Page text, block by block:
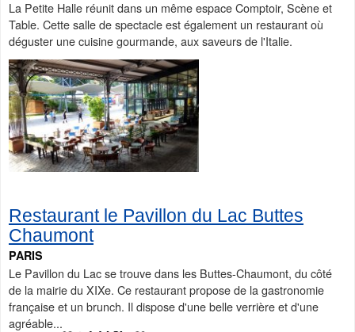
La Petite Halle réunit dans un même espace Comptoir, Scène et
Table. Cette salle de spectacle est également un restaurant où
déguster une cuisine gourmande, aux saveurs de l'Italie.
Restaurant le Pavillon du Lac Buttes
Chaumont
PARIS
Le Pavillon du Lac se trouve dans les Buttes-Chaumont, du côté
de la mairie du XIXe. Ce restaurant propose de la gastronomie
française et un brunch. Il dispose d'une belle verrière et d'une
agréable...